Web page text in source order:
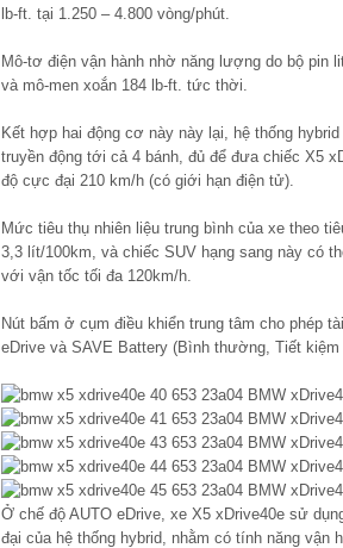
lb-ft. tại 1.250 – 4.800 vòng/phút.
Mô-tơ điện vận hành nhờ năng lượng do bộ pin
và mô-men xoắn 184 lb-ft. tức thời.
Kết hợp hai động cơ này này lại, hệ thống
truyền động tới cả 4 bánh, đủ để đưa chiếc X5
độ cực đại 210 km/h (có giới hạn điện tử).
Mức tiêu thụ nhiên liệu trung bình của xe theo
3,3 lít/100km, và chiếc SUV hạng sang này có
với vận tốc tối đa 120km/h.
Nút bấm ở cụm điều khiển trung tâm cho phép
eDrive và SAVE Battery (Bình thường, Tiết kiệm
Ở chế độ AUTO eDrive, xe X5 xDrive40e sử
đại của hệ thống hybrid, nhằm có tính năng vận